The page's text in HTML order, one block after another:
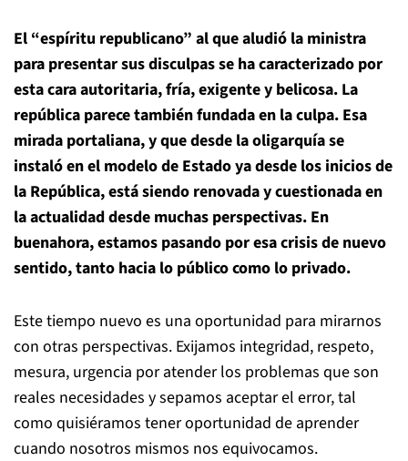
El “espíritu republicano” al que aludió la ministra
para presentar sus disculpas se ha caracterizado por
esta cara autoritaria, fría, exigente y belicosa. La
república parece también fundada en la culpa. Esa
mirada portaliana, y que desde la oligarquía se
instaló en el modelo de Estado ya desde los inicios de
la República, está siendo renovada y cuestionada en
la actualidad desde muchas perspectivas. En
buenahora, estamos pasando por esa crisis de nuevo
sentido, tanto hacia lo público como lo privado.
Este tiempo nuevo es una oportunidad para mirarnos
con otras perspectivas. Exijamos integridad, respeto,
mesura, urgencia por atender los problemas que son
reales necesidades y sepamos aceptar el error, tal
como quisiéramos tener oportunidad de aprender
cuando nosotros mismos nos equivocamos.